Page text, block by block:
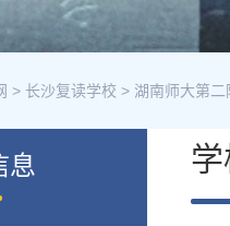
> 长沙复读学校 > 湖南师大第二
息